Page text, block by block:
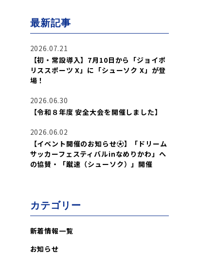
最新記事
2026.07.21
【初・常設導入】7月10日から「ジョイポ
リススポーツ X」に「シューソク X」が登
場！
2026.06.30
【令和８年度 安全大会を開催しました】
2026.06.02
【イベント開催のお知らせ⚽】「ドリーム
サッカーフェスティバルinなめりかわ」へ
の協賛・「蹴速（シューソク）」開催
カテゴリー
新着情報一覧
お知らせ